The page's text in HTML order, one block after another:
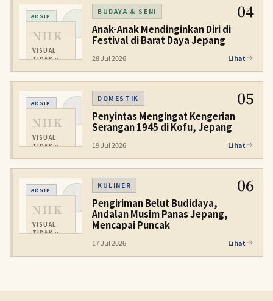
ARSIP
NHK
VISUAL
TIDAK
BUDAYA & SENI 04
Anak-Anak Mendinginkan Diri di
Festival di Barat Daya Jepang
28 Jul 2026 Lihat
ARSIP
NHK
VISUAL
TIDAK
DOMESTIK 05
Penyintas Mengingat Kengerian
Serangan 1945 di Kofu, Jepang
19 Jul 2026 Lihat
ARSIP
NHK
VISUAL
TIDAK
KULINER 06
Pengiriman Belut Budidaya,
Andalan Musim Panas Jepang,
Mencapai Puncak
17 Jul 2026 Lihat